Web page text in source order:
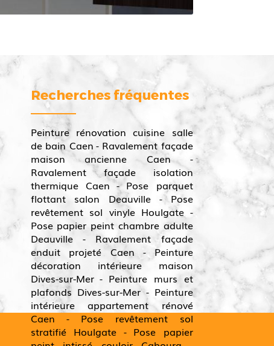
Recherches fréquentes
Peinture rénovation cuisine salle
de bain Caen
Ravalement façade
maison ancienne Caen
Ravalement façade isolation
thermique Caen
Pose parquet
flottant salon Deauville
Pose
revêtement sol vinyle Houlgate
Pose papier peint chambre adulte
Deauville
Ravalement façade
enduit projeté Caen
Peinture
décoration intérieure maison
Dives-sur-Mer
Peinture murs et
plafonds Dives-sur-Mer
Peinture
intérieure appartement rénové
Caen
Pose revêtement sol
stratifié Houlgate
Pose papier